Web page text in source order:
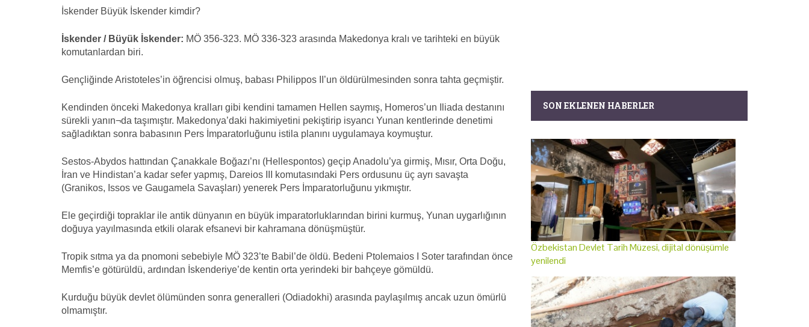
İskender Büyük İskender kimdir?
İskender / Büyük İskender: MÖ 356-323. MÖ 336-323 arasında Makedonya kralı ve tarihteki en büyük
komutanlardan biri.
Gençliğinde Aristoteles’in öğrencisi olmuş, babası Philippos II’un öldürülmesinden sonra tahta geçmiştir.
Kendinden önceki Makedonya kralları gibi kendini tamamen Hellen saymış, Homeros’un Iliada destanını
sürekli yanın¬da taşımıştır. Makedonya’daki hakimiyetini pekiştirip isyancı Yunan kentlerinde denetimi
sağladıktan sonra babasının Pers İmparatorluğunu istila planını uygulamaya koymuştur.
Sestos-Abydos hattından Çanakkale Boğazı’nı (Hellespontos) geçip Anadolu’ya girmiş, Mısır, Orta Doğu,
İran ve Hindistan’a kadar sefer yapmış, Dareios III komutasındaki Pers ordusunu üç ayrı savaşta
(Granikos, Issos ve Gaugamela Savaşları) yenerek Pers İmparatorluğunu yıkmıştır.
Ele geçirdiği topraklar ile antik dünyanın en büyük imparatorluklarından birini kurmuş, Yunan uygarlığının
doğuya yayılmasında etkili olarak efsanevi bir kahramana dönüşmüştür.
Tropik sıtma ya da pnomoni sebebiyle MÖ 323’te Babil’de öldü. Bedeni Ptolemaios I Soter tarafından önce
Memfis’e götürüldü, ardından İskenderiye’de kentin orta yerindeki bir bahçeye gömüldü.
Kurduğu büyük devlet ölümünden sonra generalleri (Odiadokhi) arasında paylaşılmış ancak uzun ömürlü
olmamıştır.
SON EKLENEN HABERLER
Özbekistan Devlet Tarih Müzesi, dijital dönüşümle
yenilendi